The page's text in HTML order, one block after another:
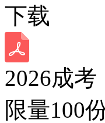
下载
2026成
限量100